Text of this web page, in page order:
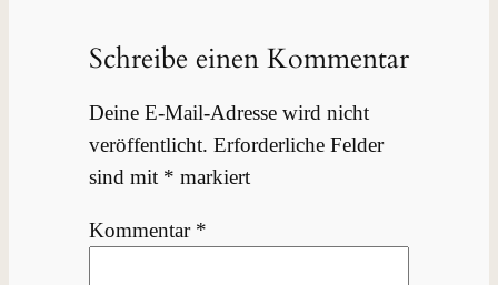
Schreibe einen Kommentar
Deine E-Mail-Adresse wird nicht
veröffentlicht. Erforderliche Felder
sind mit * markiert
Kommentar *